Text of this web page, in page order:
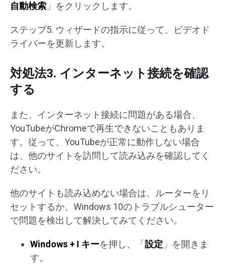
自動検索 」をクリックします。
ステップ5. ウィザードの指示に従って、ビデオド
ライバーを更新します。
対処法3. インターネット接続を確認
する
また、インターネット接続に問題がある場合、
YouTubeがChromeで再生できないこともありま
す。従って、YouTubeが正常に動作しない場合
は、他のサイトを訪問して読み込みを確認してく
ださい。
他のサイトも読み込めない場合は、ルーターをリ
セットするか、Windows 10のトラブルシューター
で問題を検出して解決してみてください。
Windows + I キーを押し、「 設定 」を開きま
す。